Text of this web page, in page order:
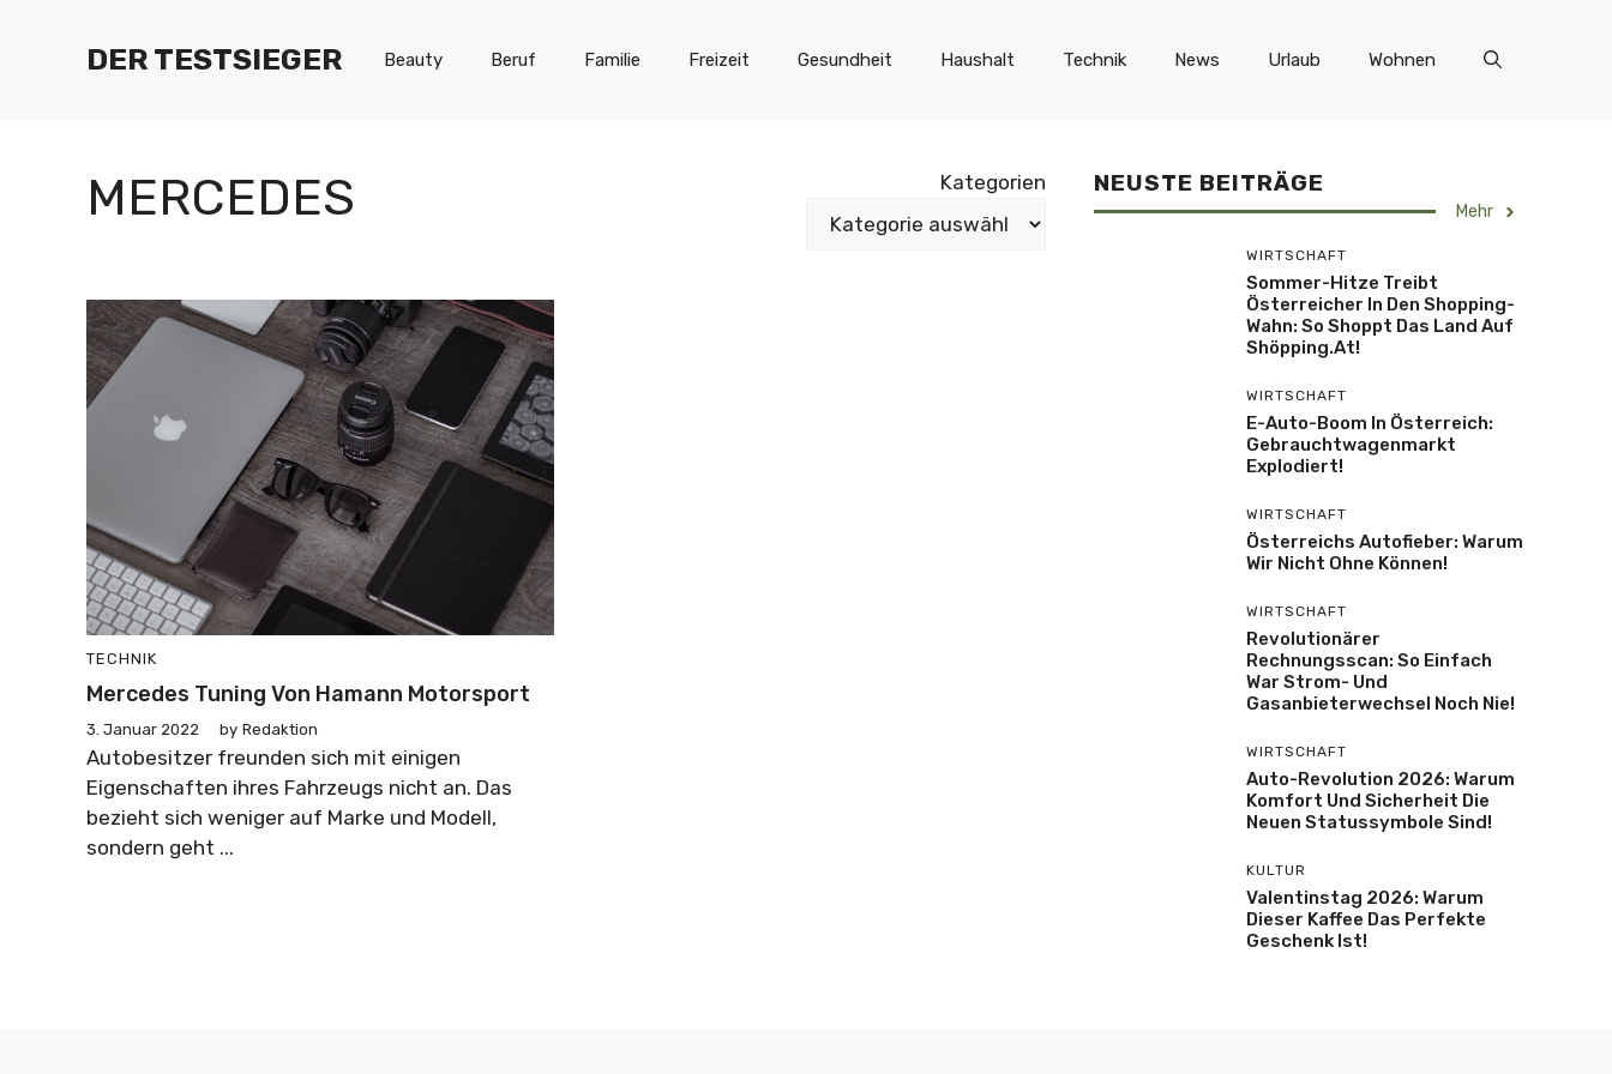
DER TESTSIEGER Beauty Beruf Familie Freizeit Gesundheit Haushalt Technik News Urlaub Wohnen
MERCEDES Kategorien
TECHNIK
Mercedes Tuning Von Hamann Motorsport
3. Januar 2022 by Redaktion
Autobesitzer freunden sich mit einigen
Eigenschaften ihres Fahrzeugs nicht an. Das
bezieht sich weniger auf Marke und Modell,
sondern geht ...
NEUSTE BEITRÄGE
Mehr
WIRTSCHAFT
Sommer-Hitze Treibt
Österreicher In Den Shopping-
Wahn: So Shoppt Das Land Auf
Shöpping.at!
WIRTSCHAFT
E-Auto-Boom In Österreich:
Gebrauchtwagenmarkt
Explodiert!
WIRTSCHAFT
Österreichs Autofieber: Warum
Wir Nicht Ohne Können!
WIRTSCHAFT
Revolutionärer
Rechnungsscan: So Einfach
War Strom- Und
Gasanbieterwechsel Noch Nie!
WIRTSCHAFT
Auto-Revolution 2026: Warum
Komfort Und Sicherheit Die
Neuen Statussymbole Sind!
KULTUR
Valentinstag 2026: Warum
Dieser Kaffee Das Perfekte
Geschenk Ist!